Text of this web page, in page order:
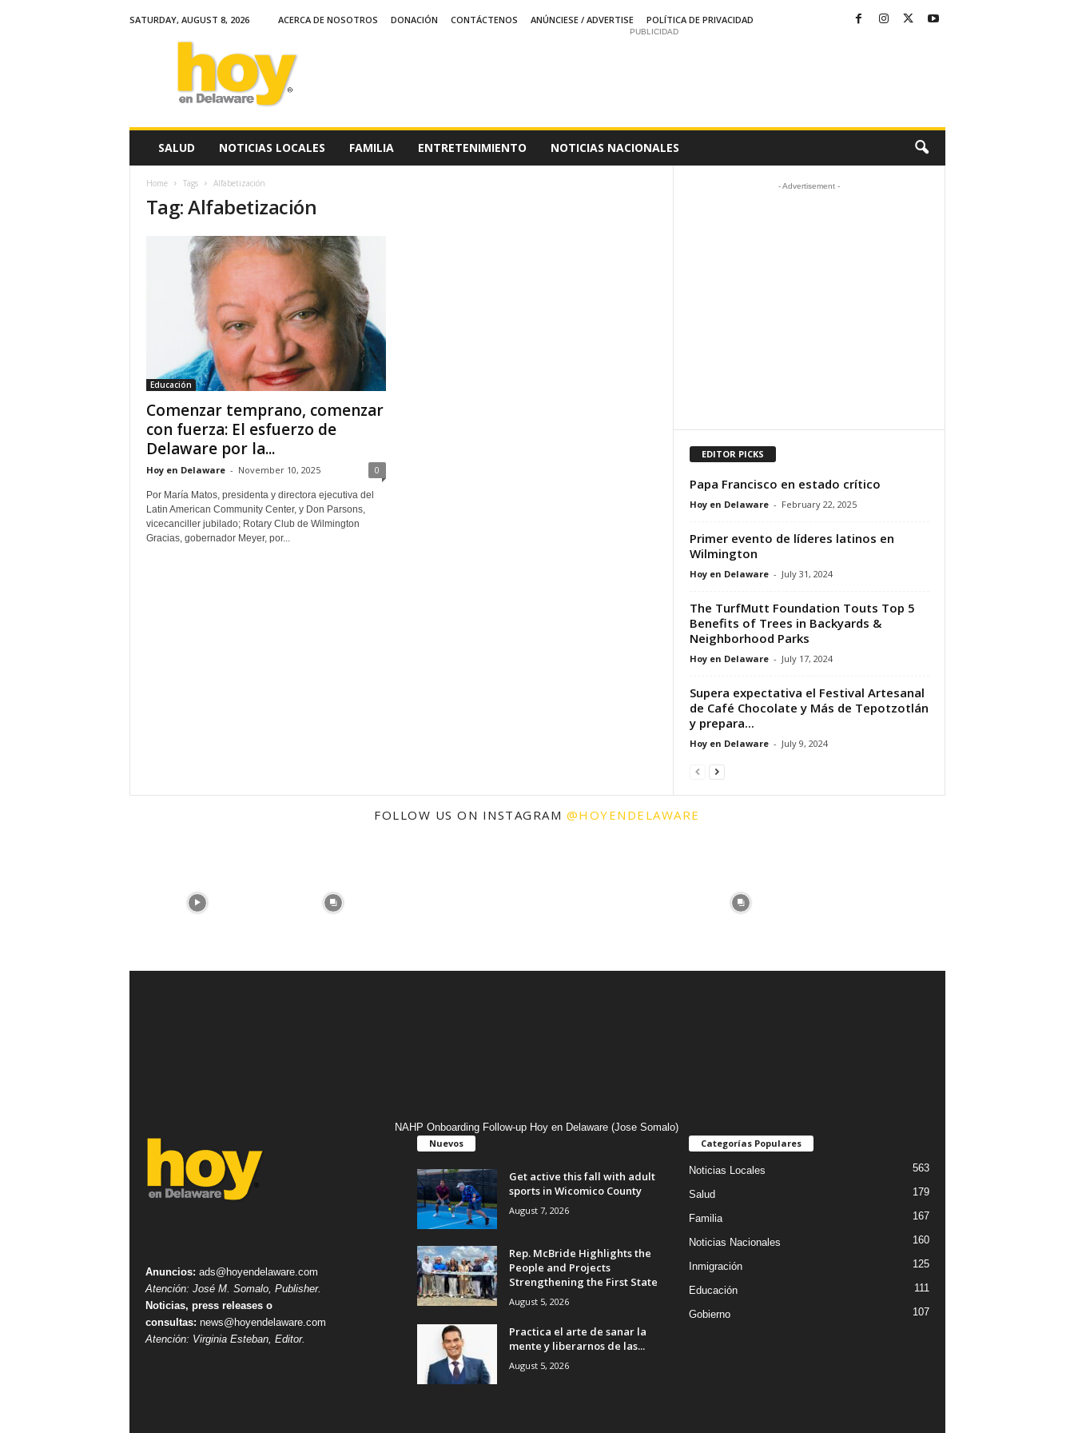
SATURDAY, AUGUST 8, 2026 ACERCA DE NOSOTROS DONACIÓN CONTÁCTENOS ANÚNCIESE / ADVERTISE
POLÍTICA DE PRIVACIDAD
PUBLICIDAD
SALUD NOTICIAS LOCALES FAMILIA ENTRETENIMIENTO NOTICIAS NACIONALES
Home Tags Alfabetización
Tag: Alfabetización
Educación
Comenzar temprano, comenzar
con fuerza: El esfuerzo de
Delaware por la...
Hoy en Delaware - November 10, 2025 0
Por María Matos, presidenta y directora ejecutiva del
Latin American Community Center, y Don Parsons,
vicecanciller jubilado; Rotary Club de Wilmington
Gracias, gobernador Meyer, por...
- Advertisement -
EDITOR PICKS
Papa Francisco en estado crítico
Hoy en Delaware - February 22, 2025
Primer evento de líderes latinos en
Wilmington
Hoy en Delaware - July 31, 2024
The TurfMutt Foundation Touts Top 5
Benefits of Trees in Backyards &
Neighborhood Parks
Hoy en Delaware - July 17, 2024
Supera expectativa el Festival Artesanal
de Café Chocolate y Más de Tepotzotlán
y prepara...
Hoy en Delaware - July 9, 2024
FOLLOW US ON INSTAGRAM @HOYENDELAWARE
NAHP Onboarding Follow-up Hoy en Delaware (Jose Somalo)
Anuncios: ads@hoyendelaware.com
Atención: José M. Somalo, Publisher.
Noticias, press releases o
consultas: news@hoyendelaware.com
Atención: Virginia Esteban, Editor.
Nuevos
Get active this fall with adult
sports in Wicomico County
August 7, 2026
Rep. McBride Highlights the
People and Projects
Strengthening the First State
August 5, 2026
Practica el arte de sanar la
mente y liberarnos de las...
August 5, 2026
Categorías Populares
Noticias Locales 563
Salud 179
Familia 167
Noticias Nacionales 160
Inmigración 125
Educación 111
Gobierno 107